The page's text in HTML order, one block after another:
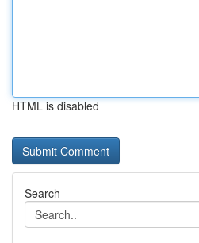
HTML is disabled
Search